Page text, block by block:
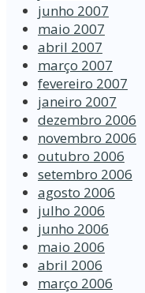
junho 2007
maio 2007
abril 2007
março 2007
fevereiro 2007
janeiro 2007
dezembro 2006
novembro 2006
outubro 2006
setembro 2006
agosto 2006
julho 2006
junho 2006
maio 2006
abril 2006
março 2006